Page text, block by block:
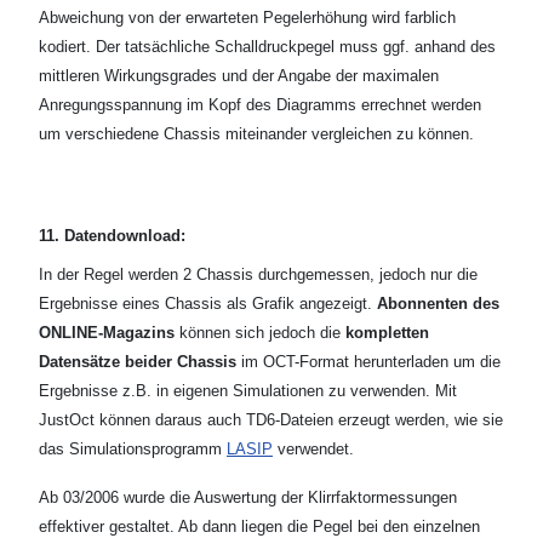
Abweichung von der erwarteten Pegelerhöhung wird farblich
kodiert. Der tatsächliche Schalldruckpegel muss ggf. anhand des
mittleren Wirkungsgrades und der Angabe der maximalen
Anregungsspannung im Kopf des Diagramms errechnet werden
um verschiedene Chassis miteinander vergleichen zu können.
11. Datendownload:
In der Regel werden 2 Chassis durchgemessen, jedoch nur die
Ergebnisse eines Chassis als Grafik angezeigt. Abonnenten des
ONLINE-Magazins können sich jedoch die kompletten
Datensätze beider Chassis im OCT-Format herunterladen um die
Ergebnisse z.B. in eigenen Simulationen zu verwenden. Mit
JustOct können daraus auch TD6-Dateien erzeugt werden, wie sie
das Simulationsprogramm LASIP verwendet.
Ab 03/2006 wurde die Auswertung der Klirrfaktormessungen
effektiver gestaltet. Ab dann liegen die Pegel bei den einzelnen